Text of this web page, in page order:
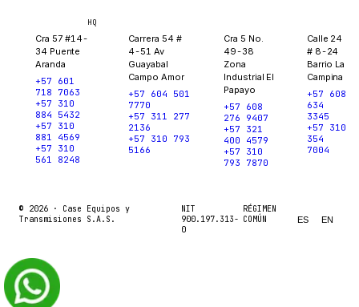
HQ
Cra 57 #14-
34 Puente
Aranda
+57 601
718 7063
+57 310
884 5432
+57 310
881 4569
+57 310
561 8248
Carrera 54 #
4-51 Av
Guayabal
Campo Amor
+57 604 501
7770
+57 311 277
2136
+57 310 793
5166
Cra 5 No.
49-38
Zona
Industrial El
Papayo
+57 608
276 9407
+57 321
400 4579
+57 310
793 7870
Calle 24
# 8-24
Barrio La
Campina
+57 608
634
3345
+57 310
354
7004
© 2026 · Case Equipos y
Transmisiones S.A.S.
NIT
900.197.313-
0
RÉGIMEN
COMÚN
ES EN